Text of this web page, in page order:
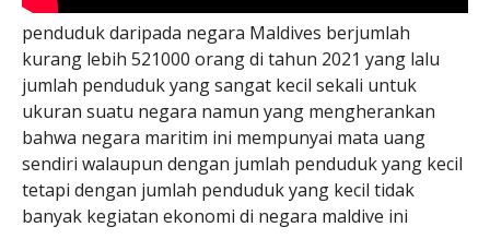
penduduk daripada negara Maldives berjumlah
kurang lebih 521000 orang di tahun 2021 yang lalu
jumlah penduduk yang sangat kecil sekali untuk
ukuran suatu negara namun yang mengherankan
bahwa negara maritim ini mempunyai mata uang
sendiri walaupun dengan jumlah penduduk yang kecil
tetapi dengan jumlah penduduk yang kecil tidak
banyak kegiatan ekonomi di negara maldive ini